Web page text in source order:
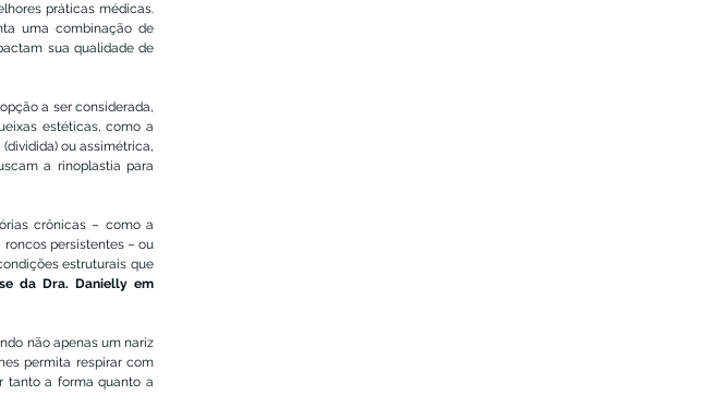
práticas médicas.
uma combinação de
sua qualidade de
a ser considerada,
estéticas, como a
ou assimétrica,
a rinoplastia para
crônicas – como a
persistentes – ou
estruturais que
da Dra. Danielly em
não apenas um nariz
permita respirar com
tanto a forma quanto a